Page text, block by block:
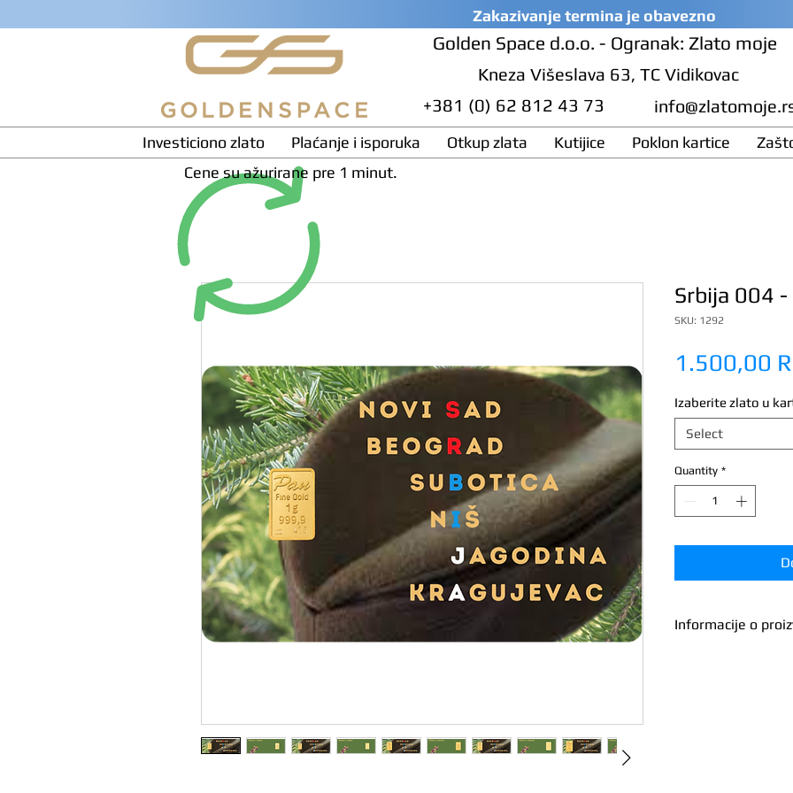
Zakazivanje termina je obavezno
Golden Space d.o.o. - Ogranak: Zlato moje
Kneza Višeslava 63, TC Vidikovac
+381 (0) 62 812 43 73
Investiciono zlato Plaćanje i isporuka Otkup zlata Kutijice Poklon kartice
Srbija 004
SKU: 1292
1.500,00
Izaberite zlato u
Select
Quantity *
Informacije o
Cene su ažurirane pre 1 minut.